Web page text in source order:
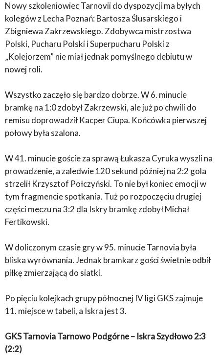
Nowy szkoleniowiec Tarnovii do dyspozycji ma byłych
kolegów z Lecha Poznań: Bartosza Ślusarskiego i
Zbigniewa Zakrzewskiego. Zdobywca mistrzostwa
Polski, Pucharu Polski i Superpucharu Polski z
„Kolejorzem” nie miał jednak pomyślnego debiutu w
nowej roli.
Wszystko zaczęło się bardzo dobrze. W 6. minucie
bramkę na 1:0 zdobył Zakrzewski, ale już po chwili do
remisu doprowadził Kacper Ciupa. Końcówka pierwszej
połowy była szalona.
W 41. minucie goście za sprawą Łukasza Cyruka wyszli na
prowadzenie, a zaledwie 120 sekund później na 2:2 gola
strzelił Krzysztof Połczyński. To nie był koniec emocji w
tym fragmencie spotkania. Tuż po rozpoczęciu drugiej
części meczu na 3:2 dla Iskry bramkę zdobył Michał
Fertikowski.
W doliczonym czasie gry w 95. minucie Tarnovia była
bliska wyrównania. Jednak bramkarz gości świetnie odbił
piłkę zmierzającą do siatki.
Po pięciu kolejkach grupy północnej IV ligi GKS zajmuje
11. miejsce w tabeli, a Iskra jest 3.
GKS Tarnovia Tarnowo Podgórne – Iskra Szydłowo 2:3
(2:2)